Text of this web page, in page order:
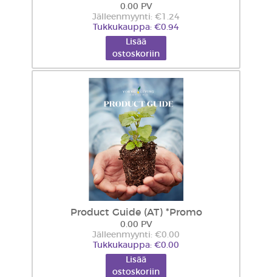
0.00 PV
Jälleenmyynti: €1.24
Tukkukauppa: €0.94
Lisää
ostoskoriin
Product Guide (AT) *Promo
0.00 PV
Jälleenmyynti: €0.00
Tukkukauppa: €0.00
Lisää
ostoskoriin